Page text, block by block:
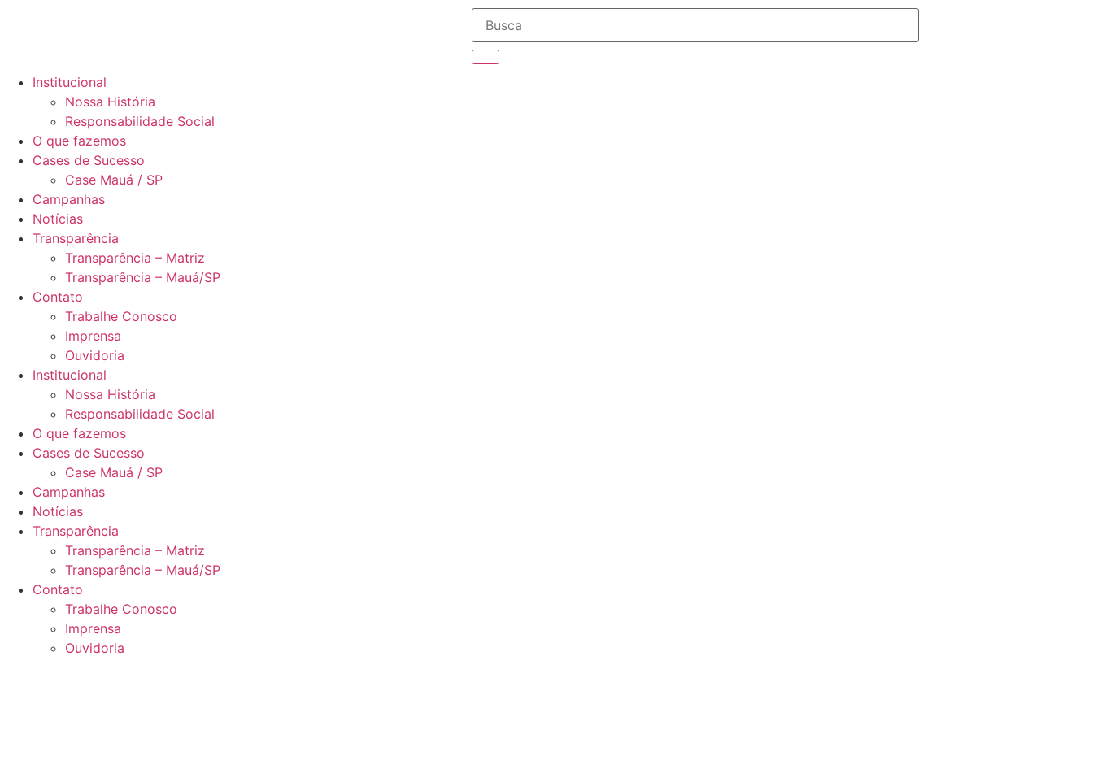
Institucional
Nossa História
Responsabilidade Social
O que fazemos
Cases de Sucesso
Case Mauá / SP
Campanhas
Notícias
Transparência
Transparência – Matriz
Transparência – Mauá/SP
Contato
Trabalhe Conosco
Imprensa
Ouvidoria
Institucional
Nossa História
Responsabilidade Social
O que fazemos
Cases de Sucesso
Case Mauá / SP
Campanhas
Notícias
Transparência
Transparência – Matriz
Transparência – Mauá/SP
Contato
Trabalhe Conosco
Imprensa
Ouvidoria